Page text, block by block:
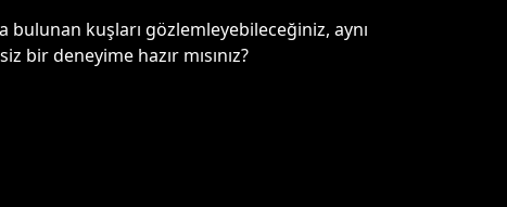
bulunan kuşları gözlemleyebileceğiniz, aynı
deneyime hazır mısınız?